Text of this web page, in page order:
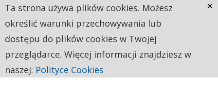
Ta strona używa plików cookies. Możesz
określić warunki przechowywania lub
dostępu do plików cookies w Twojej
przeglądarce. Więcej informacji znajdziesz w
naszej: Polityce Cookies
×